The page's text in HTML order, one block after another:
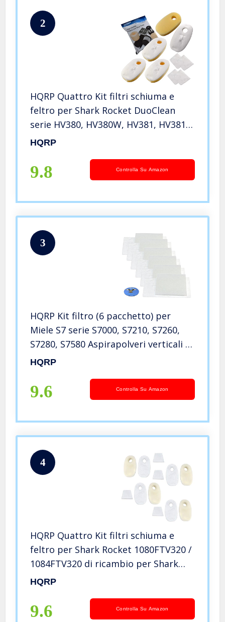
2
HQRP Quattro Kit filtri schiuma e
feltro per Shark Rocket DuoClean
serie HV380, HV380W, HV381, HV381C,
HV382, HV384Q Aspirapolveri verticali
HQRP
9.8 Controlla Su Amazon
3
HQRP Kit filtro (6 pacchetto) per
Miele S7 serie S7000, S7210, S7260,
S7280, S7580 Aspirapolveri verticali +
HQRP Sottobicchieri
HQRP
9.6 Controlla Su Amazon
4
HQRP Quattro Kit filtri schiuma e
feltro per Shark Rocket 1080FTV320 /
1084FTV320 di ricambio per Shark
Rocket DeluxePro HV320 serie
Sottobicchieri
HQRP
9.6 Controlla Su Amazon